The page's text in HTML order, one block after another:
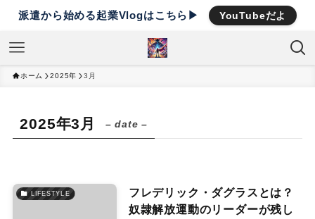
派遣から始める起業Vlogはこちら▶︎ YouTubeだよ
ホーム 2025年 3月
2025年3月 – date –
LIFESTYLE
フレデリック・ダグラスとは？
奴隷解放運動のリーダーが残し